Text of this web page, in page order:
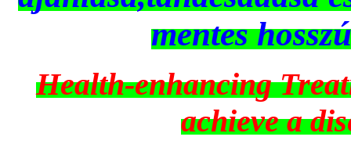
mentes
Health-enhancing
achieve a